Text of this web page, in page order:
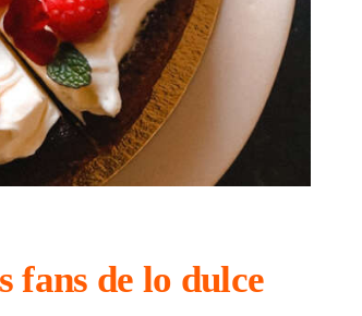
fans de lo dulce